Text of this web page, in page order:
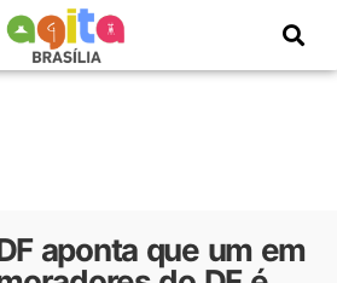
aponta que um em